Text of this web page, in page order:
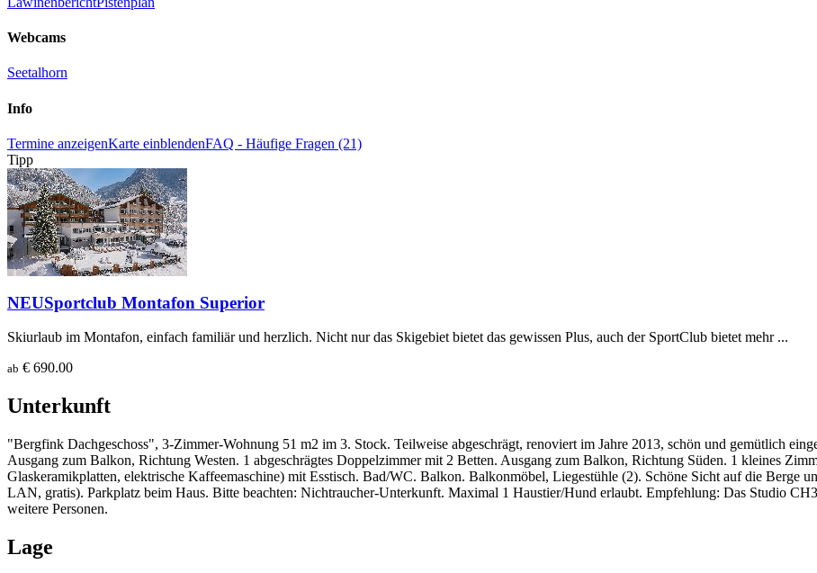
Webcams
Seetalhorn
Info
Termine anzeigenKarte einblendenFAQ - Häufige Fragen (21)
Tipp
NEUSportclub Montafon Superior
Skiurlaub im Montafon, einfach familiär und herzlich. Nicht nur das Skigebiet bietet das gewissen Plus, auch der SportClub bietet mehr ...
ab € 690.00
Unterkunft
"Bergfink Dachgeschoss", 3-Zimmer-Wohnung 51 m2 im 3. Stock. Teilweise abgeschrägt, renoviert im Jahre 2013, schön und gemütlich
Ausgang zum Balkon, Richtung Westen. 1 abgeschrägtes Doppelzimmer mit 2 Betten. Ausgang zum Balkon, Richtung Süden. 1 kleines
Glaskeramikplatten, elektrische Kaffeemaschine) mit Esstisch. Bad/WC. Balkon. Balkonmöbel, Liegestühle (2). Schöne Sicht auf die Berge
LAN, gratis). Parkplatz beim Haus. Bitte beachten: Nichtraucher-Unterkunft. Maximal 1 Haustier/Hund erlaubt. Empfehlung: Das Studio
weitere Personen.
Lage